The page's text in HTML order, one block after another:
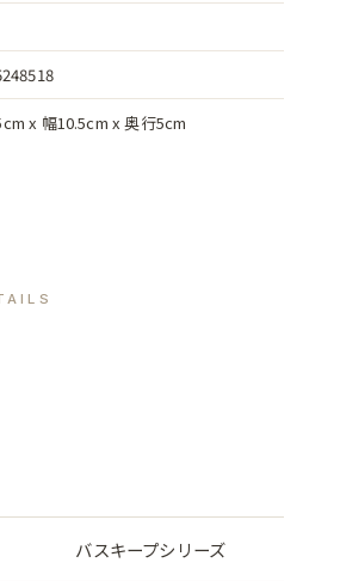
x 幅10.5cm x 奥行5cm
バスキープシリーズ